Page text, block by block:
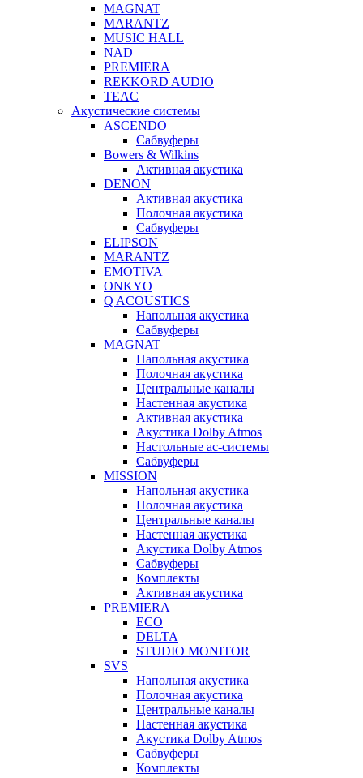
MAGNAT
MARANTZ
MUSIC HALL
NAD
PREMIERA
REKKORD AUDIO
TEAC
Акустические системы
ASCENDO
Сабвуферы
Bowers & Wilkins
Активная акустика
DENON
Активная акустика
Полочная акустика
Сабвуферы
ELIPSON
MARANTZ
EMOTIVA
ONKYO
Q ACOUSTICS
Напольная акустика
Сабвуферы
MAGNAT
Напольная акустика
Полочная акустика
Центральные каналы
Настенная акустика
Активная акустика
Акустика Dolby Atmos
Настольные ас-системы
Сабвуферы
MISSION
Напольная акустика
Полочная акустика
Центральные каналы
Настенная акустика
Акустика Dolby Atmos
Сабвуферы
Комплекты
Активная акустика
PREMIERA
ECO
DELTA
STUDIO MONITOR
SVS
Напольная акустика
Полочная акустика
Центральные каналы
Настенная акустика
Акустика Dolby Atmos
Сабвуферы
Комплекты